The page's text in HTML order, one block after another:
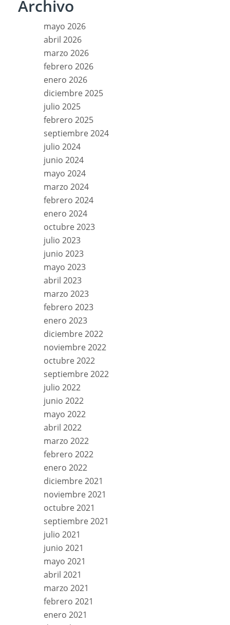
Archivo
mayo 2026
abril 2026
marzo 2026
febrero 2026
enero 2026
diciembre 2025
julio 2025
febrero 2025
septiembre 2024
julio 2024
junio 2024
mayo 2024
marzo 2024
febrero 2024
enero 2024
octubre 2023
julio 2023
junio 2023
mayo 2023
abril 2023
marzo 2023
febrero 2023
enero 2023
diciembre 2022
noviembre 2022
octubre 2022
septiembre 2022
julio 2022
junio 2022
mayo 2022
abril 2022
marzo 2022
febrero 2022
enero 2022
diciembre 2021
noviembre 2021
octubre 2021
septiembre 2021
julio 2021
junio 2021
mayo 2021
abril 2021
marzo 2021
febrero 2021
enero 2021